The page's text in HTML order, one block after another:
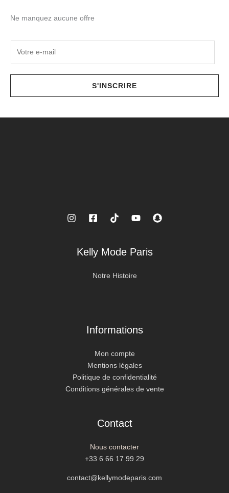
Ne manquez aucune offre
S'INSCRIRE
Kelly Mode Paris
Notre Histoire
Informations
Mon compte
Mentions légales
Politique de confidentialité
Conditions générales de vente
Contact
Nous contacter
+33 6 66 17 99 29
contact@kellymodeparis.com